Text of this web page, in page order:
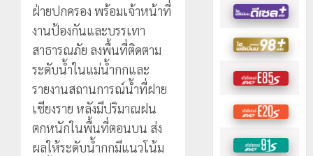
ฝ่ายปกครอง พร้อมเจ้าหน้าที่
งานป้องกันและบรรเทา
สาธารณภัย ลงพื้นที่ติดตาม
ระดับน้ำในแม่น้ำกกและ
รายงานสถานการณ์น้ำที่ฝาย
เชียงราย หลังมีปริมาณฝน
ตกหนักในพื้นที่ตอนบน ส่ง
ผลให้ระดับน้ำกกมีแนวโน้ม